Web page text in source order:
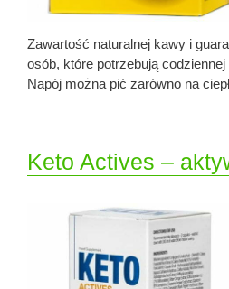
Zawartość naturalnej kawy i
osób, które potrzebują
Napój można pić zarówno na
Keto Actives –